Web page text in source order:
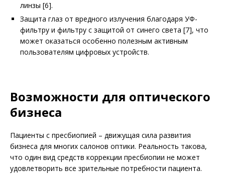
линзы [6].
Защита глаз от вредного излучения благодаря УФ-
фильтру и фильтру с защитой от синего света [7], что
может оказаться особенно полезным активным
пользователям цифровых устройств.
Возможности для оптического
бизнеса
Пациенты с пресбиопией – движущая сила развития
бизнеса для многих салонов оптики. Реальность такова,
что один вид средств коррекции пресбиопии не может
удо­влетворить все зрительные потребности пациента.